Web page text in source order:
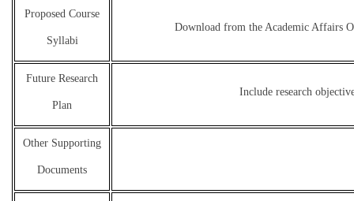
Proposed Course
Syllabi
Download from the Academic Affairs
Future Research
Plan
Include research
Other Supporting
Documents